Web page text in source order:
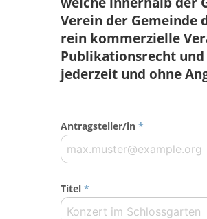
Verein der
rein kommerzielle
Publikationsrecht
jederzeit und ohne
Antragsteller/in *
Titel *